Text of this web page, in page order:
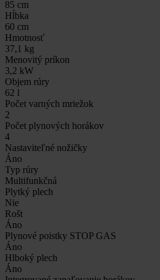
85 cm
Hĺbka
60 cm
Hmotnosť
37,1 kg
Menovitý príkon
3,2 kW
Objem rúry
62 l
Počet varných mriežok
2
Počet plynových horákov
4
Nastaviteľné nožičky
Áno
Typ rúry
Multifunkčná
Plytký plech
Nie
Rošt
Áno
Plynové poistky STOP GAS
Áno
Hlboký plech
Áno